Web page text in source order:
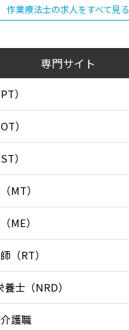
作業療法士の求人をすべて見る
専門サイト
）
）
）
MT）
ME）
（RT）
士（NRD）
護職